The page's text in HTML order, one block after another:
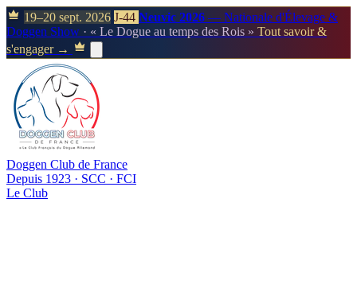
19–20 sept. 2026 J-44 Neuvic 2026 — Nationale d'Élevage &
Doggen Show · « Le Dogue au temps des Rois » Tout savoir &
s'engager →
Doggen Club de France
Depuis 1923 · SCC · FCI
Le Club